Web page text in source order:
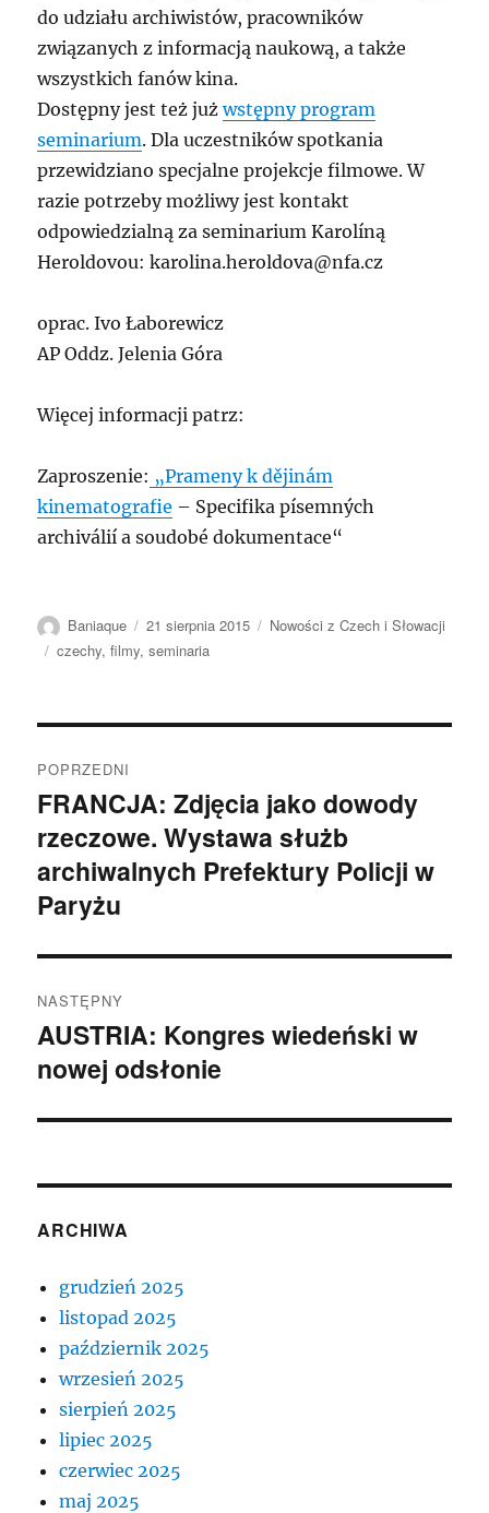
do udziału archiwistów, pracowników
związanych z informacją naukową, a także
wszystkich fanów kina.
Dostępny jest też jużwstępny program
seminarium. Dla uczestników spotkania
przewidziano specjalne projekcje filmowe. W
razie potrzeby możliwy jest kontakt
odpowiedzialną za seminarium Karolíną
Heroldovou: karolina.heroldova@nfa.cz
oprac. Ivo Łaborewicz
AP Oddz. Jelenia Góra
Więcej informacji patrz:
Zaproszenie: „Prameny k dějinám
kinematografie – Specifika písemných
archiválií a soudobé dokumentace“
Autor
Baniaque
Data
publikacji
21 sierpnia 2015 Kategorie
Nowości z Czech i Słowacji
Tagi
czechy,filmy,seminaria
wpisu
POPRZEDNI
Poprzedni
wpis:
FRANCJA: Zdjęcia jako dowody
rzeczowe. Wystawa służb
archiwalnych Prefektury Policji w
Paryżu
NASTĘPNY
Następny
wpis:
AUSTRIA: Kongres wiedeński w
nowej odsłonie
ARCHIWA
grudzień 2025
listopad 2025
październik 2025
wrzesień 2025
sierpień 2025
lipiec 2025
czerwiec 2025
maj 2025